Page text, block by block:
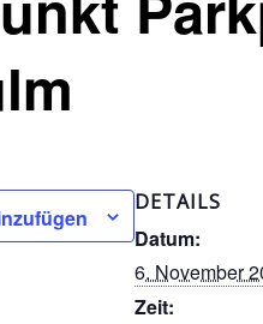
DETAILS
Datum:
6. November
Zeit: